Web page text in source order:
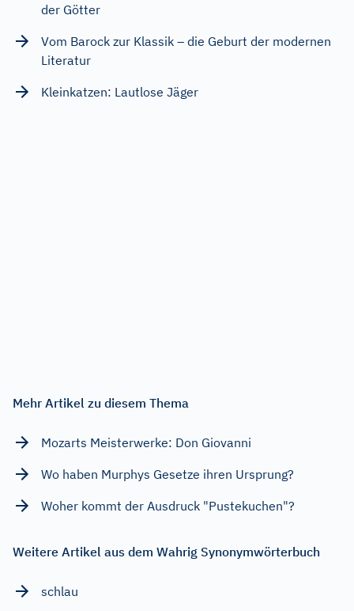
der Götter
Vom Barock zur Klassik – die Geburt der modernen
Literatur
Kleinkatzen: Lautlose Jäger
Mehr Artikel zu diesem Thema
Mozarts Meisterwerke: Don Giovanni
Wo haben Murphys Gesetze ihren Ursprung?
Woher kommt der Ausdruck "Pustekuchen"?
Weitere Artikel aus dem Wahrig Synonymwörterbuch
schlau